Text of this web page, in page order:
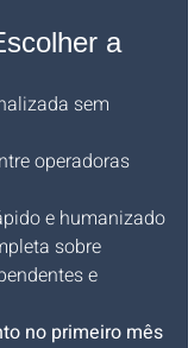
a
sem
operadoras
e humanizado
sobre
e
no primeiro mês